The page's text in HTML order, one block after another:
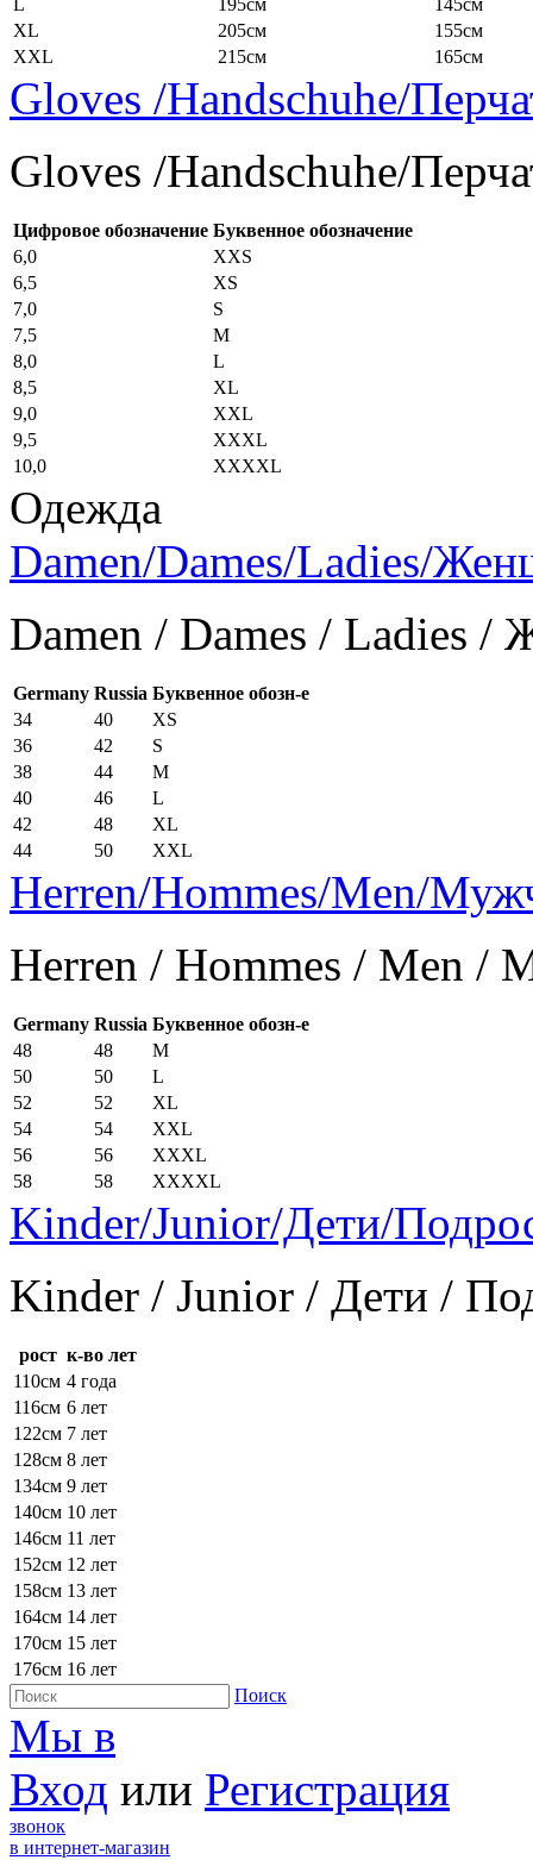
L
195см
145см
XL
205см
155см
XXL
215см 165см
Gloves /Handschuhe/
Gloves /Handschuhe/
Цифровое обозначение Буквенное обозначение
6,0
XXS
6,5
XS
7,0
S
7,5
M
8,0
L
8,5
XL
9,0
XXL
9,5
XXXL
10,0
XXXXL
Одежда
Damen/Dames/Ladies/
Damen / Dames / Ladies
Germany Russia Буквенное обозн-е
34
40
XS
36
42
S
38
44
M
40
46
L
42
48
XL
44
50 XXL
Herren/Hommes/Men/
Herren / Hommes / Men /
Germany Russia Буквенное обозн-е
48
48
M
50
50
L
52
52
XL
54
54
XXL
56
56
XXXL
58
58 XXXXL
Kinder/Junior/Дети/
Kinder / Junior / Дети /
рост к-во лет
110см 4 года
116см 6 лет
122см 7 лет
128см 8 лет
134см 9 лет
140см 10 лет
146см 11 лет
152см 12 лет
158см 13 лет
164см 14 лет
170см 15 лет
176см 16 лет
Поиск
Мы в
Вход или Регистрация
звонок
в интернет-магазин